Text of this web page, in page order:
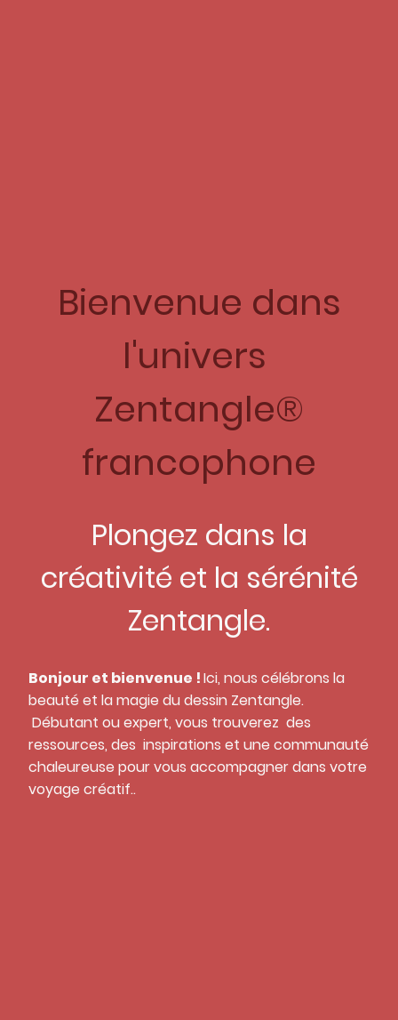
Bienvenue dans
l'univers
Zentangle®
francophone
Plongez dans la
créativité et la sérénité
Zentangle.
Bonjour et bienvenue !Ici, nous célébrons la
beauté et la magie du dessin Zentangle.
Débutant ou expert, vous trouverez des
ressources, des inspirations et une communauté
chaleureuse pour vous accompagner dans votre
voyage créatif..